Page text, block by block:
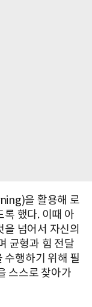
을 활용해 로
록 했다. 이때 아
넘어서 자신의
균형과 힘 전달
수행하기 위해 필
스스로 찾아가